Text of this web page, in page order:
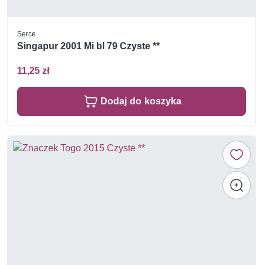
Serce
Singapur 2001 Mi bl 79 Czyste **
11,25 zł
Dodaj do koszyka